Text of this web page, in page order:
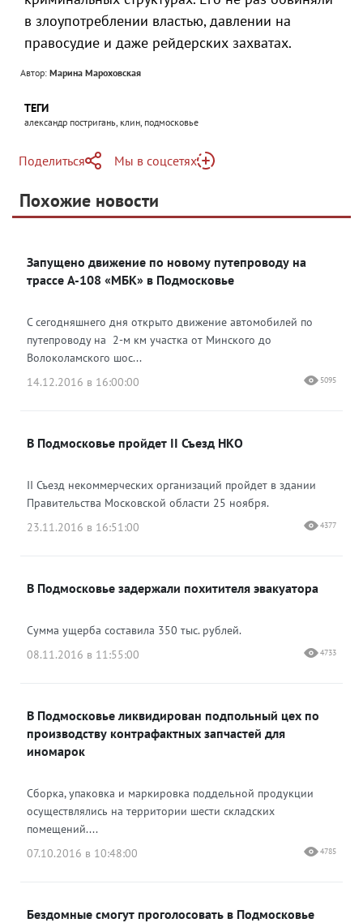
в злоупотреблении властью, давлении на
правосудие и даже рейдерских захватах.
Автор: Марина Мароховская
ТЕГИ
александр постригань, клин, подмосковье
Поделиться
Telegram
Одноклассники
Мы в соцсетях
Яндекс Дзен
Похожие новости
Запущено движение по новому путепроводу на
трассе А-108 «МБК» в Подмосковье
С сегодняшнего дня открыто движение автомобилей по
путепроводу на 2-м км участка от Минского до
Волоколамского шос...
14.12.2016 в 16:00:00
5095
В Подмосковье пройдет II Съезд НКО
II Съезд некоммерческих организаций пройдет в здании
Правительства Московской области 25 ноября.
23.11.2016 в 16:51:00
4377
В Подмосковье задержали похитителя эвакуатора
Сумма ущерба составила 350 тыс. рублей.
08.11.2016 в 11:55:00
4733
В Подмосковье ликвидирован подпольный цех по
производству контрафактных запчастей для
иномарок
Сборка, упаковка и маркировка поддельной продукции
осуществлялись на территории шести складских
помещений....
07.10.2016 в 10:48:00
4785
Бездомные смогут проголосовать в Подмосковье